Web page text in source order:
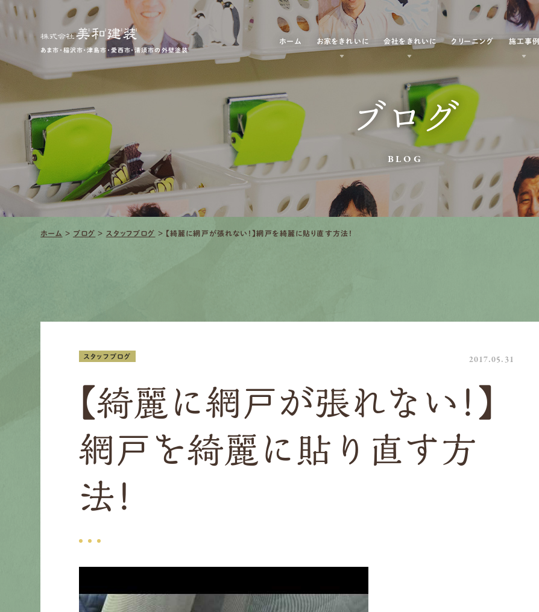
あま市・稲沢市・津島市・愛西市・清須市の外壁塗装
ホーム お家をきれいに 会社をきれいに クリーニング 施工事例
ブログ
BLOG
ホーム > ブログ > スタッフブログ > 【綺麗に網戸が張れない！】網戸を綺麗に貼り直す方法！
スタッフブログ 2017.05.31
【綺麗に網戸が張れない！】
網戸を綺麗に貼り直す方
法！